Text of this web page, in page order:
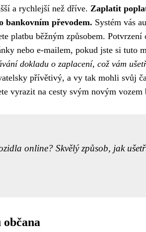
a rychlejší než dříve. Zaplatit
bankovním převodem. Systém vás
platbu běžným způsobem.
nebo e-mailem, pokud jste si tuto
dokladu o zaplacení, což vám
přívětivý, a vy tak mohli svůj
vyrazit na cesty svým novým vozem
online? Skvělý způsob, jak